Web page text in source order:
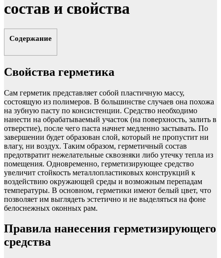
состав и свойства
Содержание
Свойства герметика
Сам герметик представляет собой пластичную массу,
состоящую из полимеров. В большинстве случаев она похожа
на зубную пасту по консистенции. Средство необходимо
нанести на обрабатываемый участок (на поверхность, залить в
отверстие), после чего паста начнет медленно застывать. По
завершении будет образован слой, который не пропустит ни
влагу, ни воздух. Таким образом, герметичный состав
предотвратит нежелательные сквозняки либо утечку тепла из
помещения. Одновременно, герметизирующее средство
увеличит стойкость металлопластиковых конструкций к
воздействию окружающей среды и возможным перепадам
температуры. В основном, герметики имеют белый цвет, что
позволяет им выглядеть эстетично и не выделяться на фоне
белоснежных оконных рам.
Правила нанесения герметизирующего
средства